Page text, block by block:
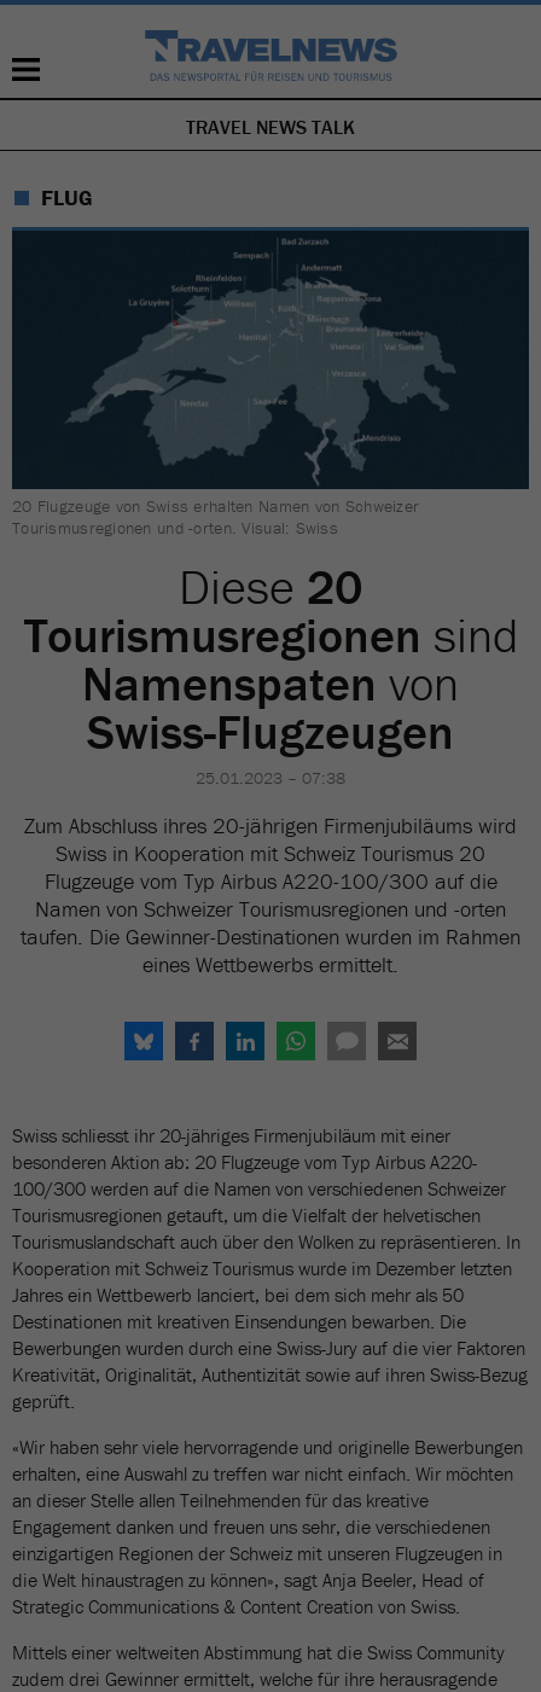
NAVIGATION
ÜBERSPRINGEN
TRAVEL NEWS TALK
FLUG
20 Flugzeuge von Swiss erhalten Namen von Schweizer
Tourismusregionen und -orten. Visual: Swiss
Diese 20
Tourismusregionen sind
Namenspaten von
Swiss-Flugzeugen
25.01.2023 – 07:38
Zum Abschluss ihres 20-jährigen Firmenjubiläums wird
Swiss in Kooperation mit Schweiz Tourismus 20
Flugzeuge vom Typ Airbus A220-100/300 auf die
Namen von Schweizer Tourismusregionen und -orten
taufen. Die Gewinner-Destinationen wurden im Rahmen
eines Wettbewerbs ermittelt.
Swiss schliesst ihr 20-jähriges Firmenjubiläum mit einer
besonderen Aktion ab: 20 Flugzeuge vom Typ Airbus A220-
100/300 werden auf die Namen von verschiedenen Schweizer
Tourismusregionen getauft, um die Vielfalt der helvetischen
Tourismuslandschaft auch über den Wolken zu repräsentieren. In
Kooperation mit Schweiz Tourismus wurde im Dezember letzten
Jahres ein Wettbewerb lanciert, bei dem sich mehr als 50
Destinationen mit kreativen Einsendungen bewarben. Die
Bewerbungen wurden durch eine Swiss-Jury auf die vier Faktoren
Kreativität, Originalität, Authentizität sowie auf ihren Swiss-Bezug
geprüft.
«Wir haben sehr viele hervorragende und originelle Bewerbungen
erhalten, eine Auswahl zu treffen war nicht einfach. Wir möchten
an dieser Stelle allen Teilnehmenden für das kreative
Engagement danken und freuen uns sehr, die verschiedenen
einzigartigen Regionen der Schweiz mit unseren Flugzeugen in
die Welt hinaustragen zu können», sagt Anja Beeler, Head of
Strategic Communications & Content Creation von Swiss.
Mittels einer weltweiten Abstimmung hat die Swiss Community
zudem drei Gewinner ermittelt, welche für ihre herausragende